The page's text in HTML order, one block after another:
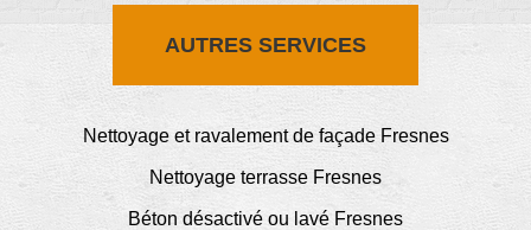
AUTRES SERVICES
Nettoyage et ravalement de façade Fresnes
Nettoyage terrasse Fresnes
Béton désactivé ou lavé Fresnes